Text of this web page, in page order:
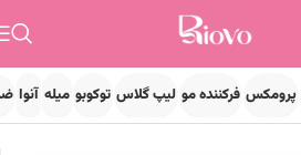
پرومکس فرکننده مو لیپ گلاس توکوبو میله آنوا